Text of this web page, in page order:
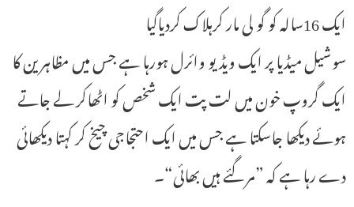
ایک 16سالہ کو گو لی مار کرہلاک کردیاگیا
سوشیل میڈیا پر ایک ویڈیو وائرل ہورہا ہے جس میں مظاہرین کا
ایک گروپ خون میں لت پت ایک شخص کو اٹھاکر لے جاتے
ہوئے دیکھا جاسکتا ہے جس میں ایک احتجاجی چیخ کر کہتا دیکھائی
دے رہا ہے کہ ”مر گئے ہیں بھائی“۔